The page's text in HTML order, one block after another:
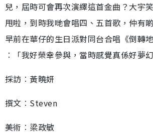
兒，屆時可會再次演繹這首金曲？大宇
甩啦，到時我哋會唱四、五首歌，仲有
早前在華仔的生日派對同台合唱《倒轉
︰「我好榮幸參與，當時感覺真係好夢幻
採訪︰黃曉妍
撰文︰Steven
美術︰梁政敏